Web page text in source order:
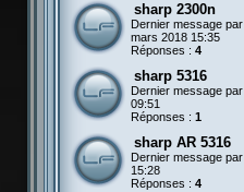
sharp 2300n
Dernier message par
mars 2018 15:35
Réponses : 4
sharp 5316
Dernier message par
09:51
Réponses : 1
sharp AR 5316
Dernier message par
15:28
Réponses : 4